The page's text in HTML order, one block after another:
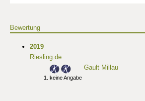
Bewertung
2019
Riesling.de
Gault Millau
keine Angabe